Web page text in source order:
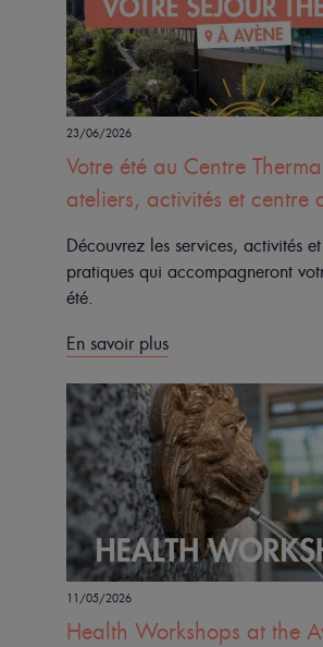
23/06/2026
Votre été au Centre
ateliers, activités et centre
Découvrez les services, activités
pratiques qui accompagneront
été.
En savoir plus
11/05/2026
Health Workshops at the